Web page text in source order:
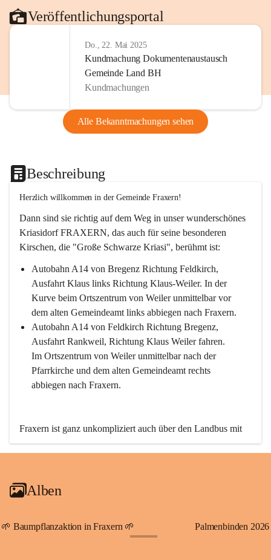
Veröffentlichungsportal
Do., 22. Mai 2025
Kundmachung Dokumentenaustausch
Gemeinde Land BH
Kundmachungen
Alle Bekanntmachungen sehen
Beschreibung
Herzlich willkommen in der Gemeinde Fraxern!
Dann sind sie richtig auf dem Weg in unser wunderschönes
Kriasidorf FRAXERN, das auch für seine besonderen
Kirschen, die "Große Schwarze Kriasi", berühmt ist:
Autobahn A14 von Bregenz Richtung Feldkirch,
Ausfahrt Klaus links Richtung Klaus-Weiler. In der
Kurve beim Ortszentrum von Weiler unmittelbar vor
dem alten Gemeindeamt links abbiegen nach Fraxern.
Autobahn A14 von Feldkirch Richtung Bregenz,
Ausfahrt Rankweil, Richtung Klaus Weiler fahren.
Im Ortszentrum von Weiler unmittelbar nach der
Pfarrkirche und dem alten Gemeindeamt rechts
abbiegen nach Fraxern.
Fraxern ist ganz unkompliziert auch über den Landbus mit
den öffentlichen Verkehrsmitteln zu erreichen. Die Linie
An Samstagen, Sonn- und Feiertagen können Sie bequem
persönlichen Linienbus zur gewünschten Zeit zu Ihrer
Haltestelle bestellen. Sowohl von Weiler kommend nach
Alben
🌱 Baumpflanzaktion in Fraxern 🌱 Palmenbinden 2026